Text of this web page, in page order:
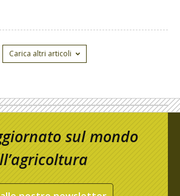
Carica altri articoli
sul mondo